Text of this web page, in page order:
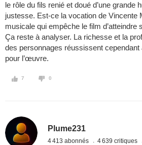
le rôle du fils renié et doué d’une grande
justesse. Est-ce la vocation de Vincente
musicale qui empêche le film d’atteindre
Ça reste à analyser. La richesse et la
des personnages réussissent
pour l’œuvre.
7 0
Plume231
4 413 abonnés 4 639 critiques